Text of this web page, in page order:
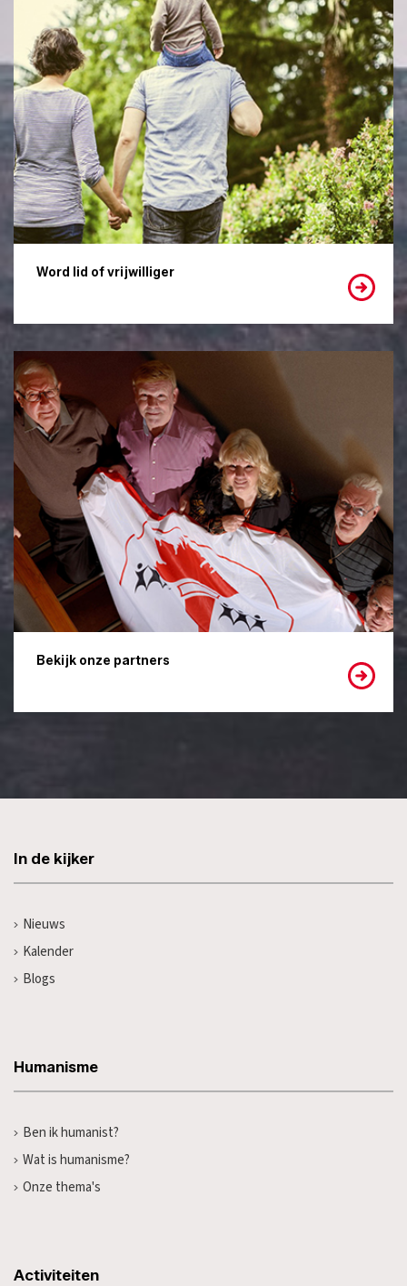
Word lid of vrijwilliger
Bekijk onze partners
In de kijker
Nieuws
Kalender
Blogs
Humanisme
Ben ik humanist?
Wat is humanisme?
Onze thema's
Activiteiten